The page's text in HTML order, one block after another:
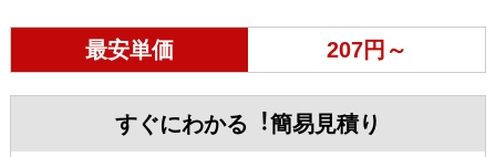
最安単価 207円～
すぐにわかる︕簡易見積り